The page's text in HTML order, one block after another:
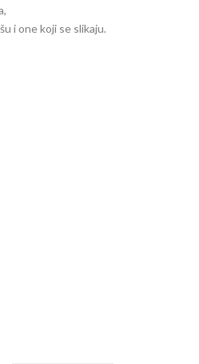
i one koji se slikaju.